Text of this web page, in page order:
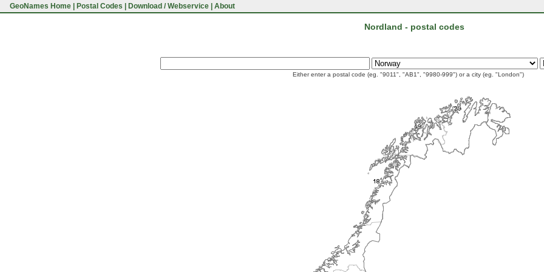
GeoNames Home Postal Codes Download / Webservice About
Nordland - postal codes
Either enter a postal code (eg. "9011", "AB1", "9980-999") or a city (eg. "London")